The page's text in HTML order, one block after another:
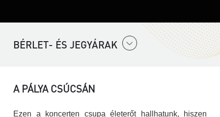
BÉRLET- ÉS JEGYÁRAK
A PÁLYA CSÚCSÁN
Ezen a koncerten csupa életerőt hallhatunk, hiszen